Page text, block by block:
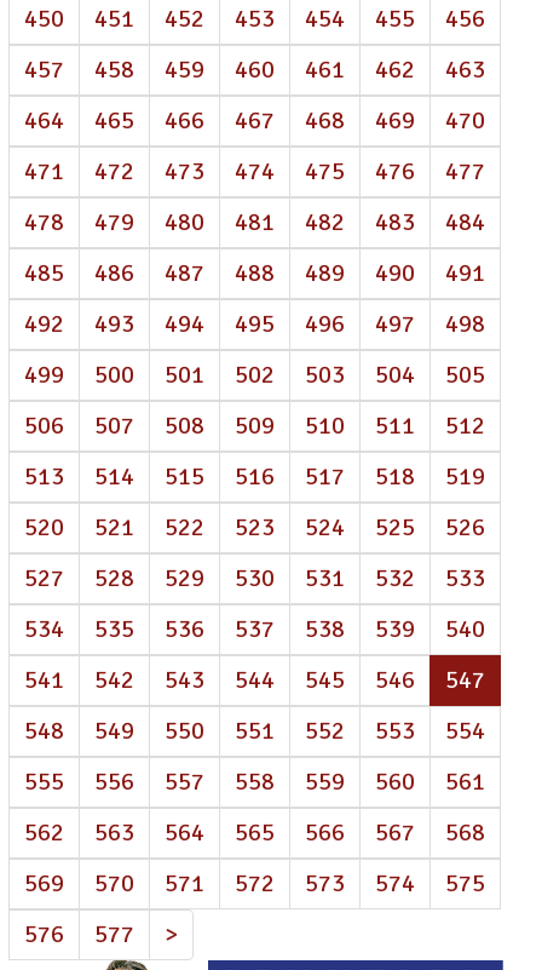
450 451 452 453 454 455
456
457
458 459 460 461 462
463
464
465 466 467 468 469
470
471
472 473 474 475 476
477
478
479 480 481 482 483
484
485
486 487 488 489 490
491
492
493 494 495 496 497
498
499
500 501 502 503 504
505
506
507 508 509 510 511
512
513
514 515 516 517 518
519
520
521 522 523 524 525
526
527
528 529 530 531 532
533
534
535 536 537 538 539
540
541
542 543 544 545 546 547
548
549 550 551 552 553
554
555
556 557 558 559 560
561
562
563 564 565 566 567
568
569
570 571 572 573 574
575
576
577 >